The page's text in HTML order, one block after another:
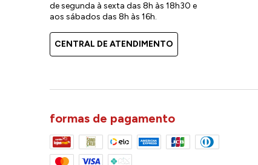
de segunda à sexta das 8h às 18h30 e
aos sábados das 8h às 16h.
CENTRAL DE ATENDIMENTO
formas de pagamento